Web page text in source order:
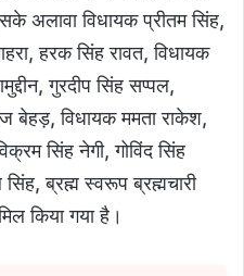
अलावा विधायक प्रीतम सिंह,
हरक सिंह रावत, विधायक
गुरदीप सिंह सप्पल,
बेहड़, विधायक ममता राकेश,
सिंह नेगी, गोविंद सिंह
ब्रह्म स्वरूप ब्रह्मचारी
किया गया है।